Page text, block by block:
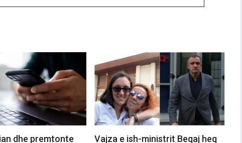
dhe premtonte
Vajza e ish-ministrit Beqaj heq